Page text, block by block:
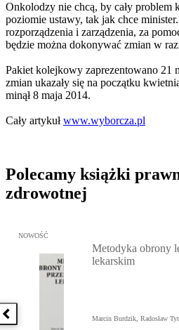
Onkolodzy nie chcą, by cały problem
poziomie ustawy, tak jak chce
rozporządzenia i zarządzenia, za
będzie można dokonywać zmian w
Pakiet kolejkowy zaprezentowano 21
zmian ukazały się na początku
minął 8 maja 2014.
Cały artykułwww.wyborcza.pl
Polecamy książki
zdrowotnej
Poprzednia książka
Przejdź do: Metodyka obrony
NOWOŚĆ
Metodyka obrony
lekarskim
Marcin Burdzik, Radosław